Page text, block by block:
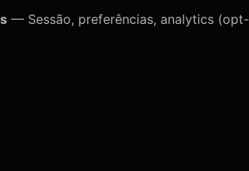
— Sessão, preferências, analytics